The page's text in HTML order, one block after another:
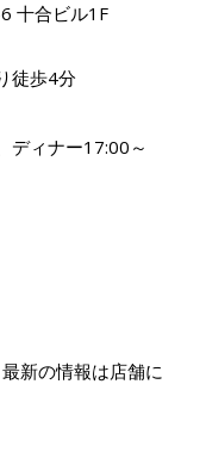
十合ビル1F
徒歩4分
ディナー17:00～
新の情報は店舗に